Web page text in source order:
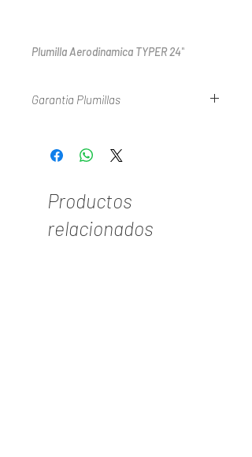
Plumilla Aerodinamica TYPER 24"
Garantia Plumillas
WWW.TYPER.COM.CO
Productos
relacionados